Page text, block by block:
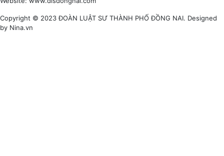
Copyright © 2023 ĐOÀN LUẬT SƯ THÀNH PHỐ ĐỒNG NAI. Designed
by Nina.vn